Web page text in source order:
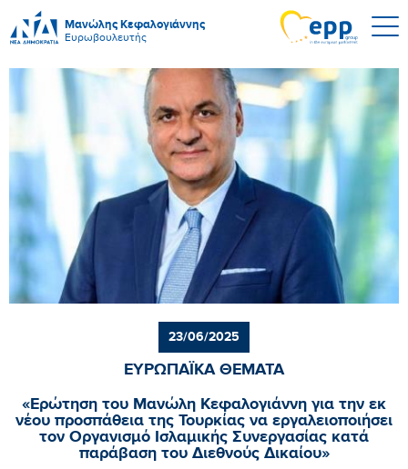
Μανώλης Κεφαλογιάννης
Ευρωβουλευτής
23/06/2025
ΕΥΡΩΠΑΪΚΑ ΘΕΜΑΤΑ
«Ερώτηση του Μανώλη Κεφαλογιάννη για την εκ
νέου προσπάθεια της Τουρκίας να εργαλειοποιήσει
τον Οργανισμό Ισλαμικής Συνεργασίας κατά
παράβαση του Διεθνούς Δικαίου»